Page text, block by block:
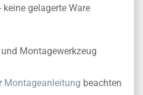
keine gelagerte Ware
Montagewerkzeug
Montageanleitung beachten